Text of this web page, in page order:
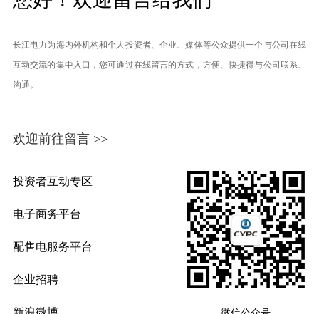
长江电力为海内外机构和个人投资者、企业、媒体等公众提供一个与公司在线
互动交流的集中入口，您可通过在线留言的方式，方便、快捷得与公司联系、
沟通。
欢迎前往留言 >>
投资者互动专区
电子商务平台
配售电服务平台
企业招聘